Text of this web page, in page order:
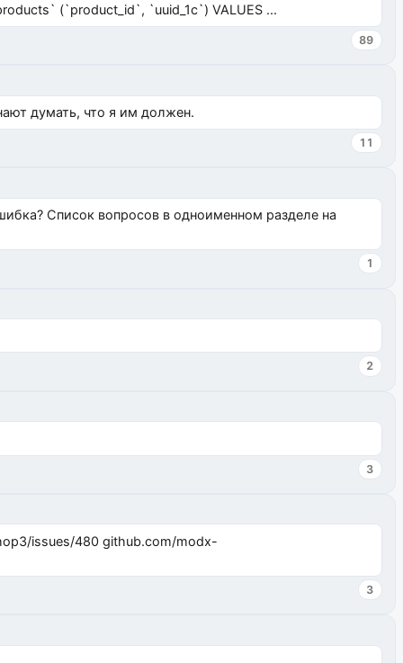
(`product_id`, `uuid_1c`) VALUES ...
89
думать, что я им должен.
11
Список вопросов в одноименном разделе на
1
2
3
3